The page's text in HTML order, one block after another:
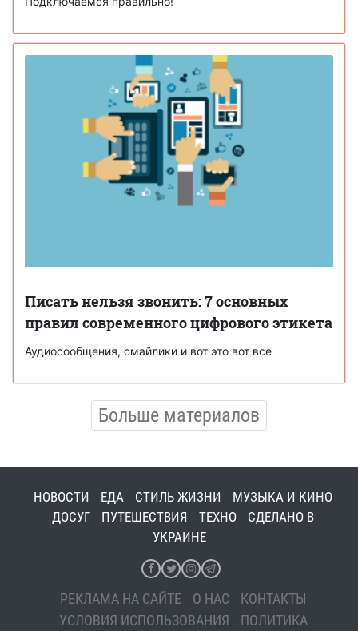
Писать нельзя звонить: 7 основных
правил современного цифрового этикета
Аудиосообщения, смайлики и вот это вот все
Больше материалов
НОВОСТИ ЕДА СТИЛЬ ЖИЗНИ
МУЗЫКА И КИНО
ДОСУГ
ПУТЕШЕСТВИЯ ТЕХНО
СДЕЛАНО В
УКРАИНЕ
РЕКЛАМА НА САЙТЕ О НАС
КОНТАКТЫ
УСЛОВИЯ ИСПОЛЬЗОВАНИЯ
ПОЛИТИКА